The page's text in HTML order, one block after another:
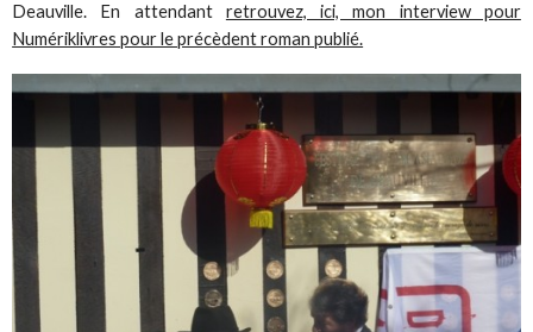
Deauville. En attendant retrouvez, ici, mon interview pour
Numériklivres pour le précèdent roman publié.